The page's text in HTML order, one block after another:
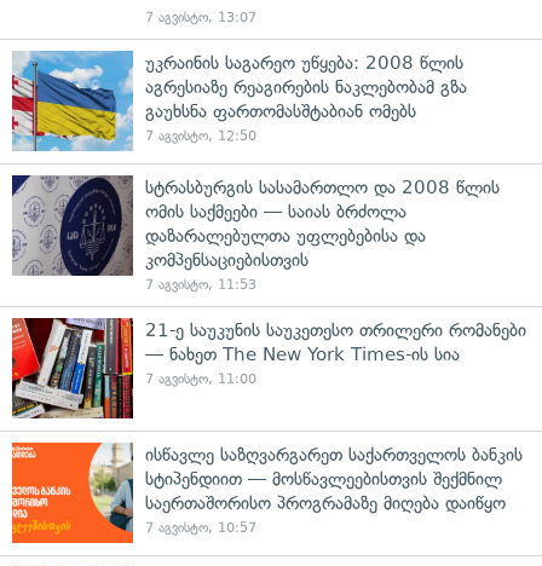
7 აგვისტო, 13:07
უკრაინის საგარეო უწყება: 2008 წლის
აგრესიაზე რეაგირების ნაკლებობამ გზა
გაუხსნა ფართომასშტაბიან ომებს
7 აგვისტო, 12:50
სტრასბურგის სასამართლო და 2008 წლის
ომის საქმეები — საიას ბრძოლა
დაზარალებულთა უფლებებისა და
კომპენსაციებისთვის
7 აგვისტო, 11:53
21-ე საუკუნის საუკეთესო თრილერი რომანები
— ნახეთ The New York Times-ის სია
7 აგვისტო, 11:00
ისწავლე საზღვარგარეთ საქართველოს ბანკის
სტიპენდიით — მოსწავლეებისთვის შექმნილ
საერთაშორისო პროგრამაზე მიღება დაიწყო
7 აგვისტო, 10:57